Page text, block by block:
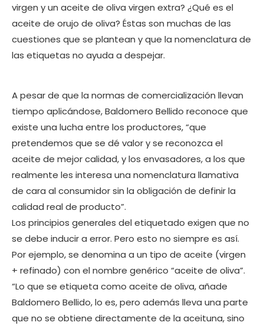
virgen y un aceite de oliva virgen extra? ¿Qué es el
aceite de orujo de oliva? Éstas son muchas de las
cuestiones que se plantean y que la nomenclatura de
las etiquetas no ayuda a despejar.
A pesar de que la normas de comercialización llevan
tiempo aplicándose, Baldomero Bellido reconoce que
existe una lucha entre los productores, “que
pretendemos que se dé valor y se reconozca el
aceite de mejor calidad, y los envasadores, a los que
realmente les interesa una nomenclatura llamativa
de cara al consumidor sin la obligación de definir la
calidad real de producto”.
Los principios generales del etiquetado exigen que no
se debe inducir a error. Pero esto no siempre es así.
Por ejemplo, se denomina a un tipo de aceite (virgen
+ refinado) con el nombre genérico “aceite de oliva”.
“Lo que se etiqueta como aceite de oliva, añade
Baldomero Bellido, lo es, pero además lleva una parte
que no se obtiene directamente de la aceituna, sino